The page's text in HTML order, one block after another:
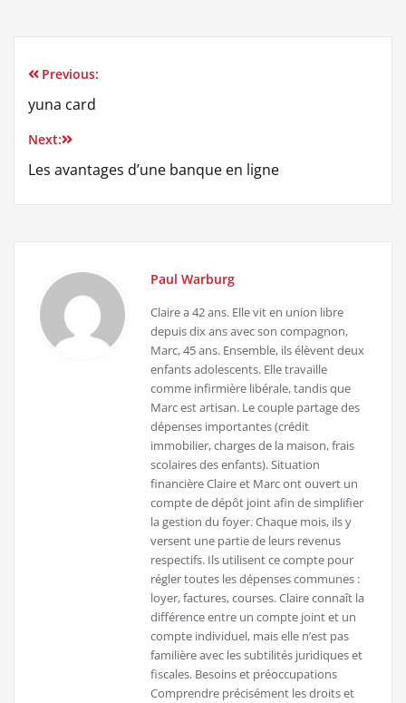
Navigation
de
l’article
Previous:
yuna card
Next:
Les avantages d’une banque en ligne
Paul Warburg
Claire a 42 ans. Elle vit en union libre
depuis dix ans avec son compagnon,
Marc, 45 ans. Ensemble, ils élèvent deux
enfants adolescents. Elle travaille
comme infirmière libérale, tandis que
Marc est artisan. Le couple partage des
dépenses importantes (crédit
immobilier, charges de la maison, frais
scolaires des enfants). Situation
financière Claire et Marc ont ouvert un
compte de dépôt joint afin de simplifier
la gestion du foyer. Chaque mois, ils y
versent une partie de leurs revenus
respectifs. Ils utilisent ce compte pour
régler toutes les dépenses communes :
loyer, factures, courses. Claire connaît la
différence entre un compte joint et un
compte individuel, mais elle n’est pas
familière avec les subtilités juridiques et
fiscales. Besoins et préoccupations
Comprendre précisément les droits et